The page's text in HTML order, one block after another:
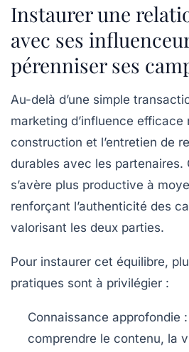
Instaurer une
avec ses
pérenniser ses
Au-delà d’une simple
marketing d’influence efficace
construction et l’entretien de
durables avec les partenaires.
s’avère plus productive à
renforçant l’authenticité des
valorisant les deux parties.
Pour instaurer cet équilibre,
pratiques sont à privilégier :
Connaissance approfondie
comprendre le contenu, la